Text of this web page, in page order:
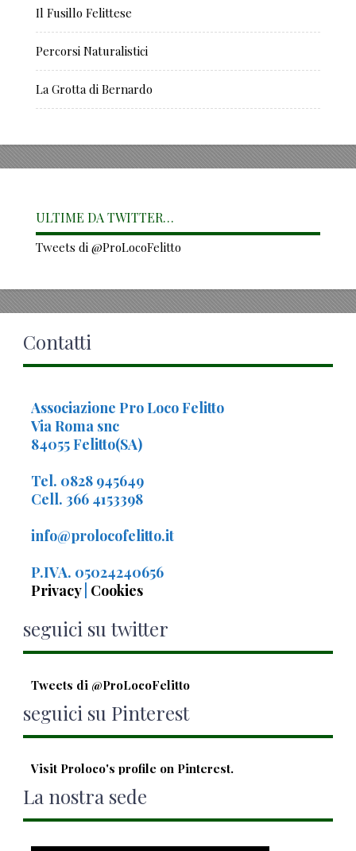
Il Fusillo Felittese
Percorsi Naturalistici
La Grotta di Bernardo
ULTIME DA TWITTER…
Tweets di @ProLocoFelitto
Contatti
Associazione Pro Loco Felitto
Via Roma snc
84055 Felitto(SA)
Tel. 0828 945649
Cell. 366 4153398
info@prolocofelitto.it
P.IVA. 05024240656
Privacy Cookies
seguici su twitter
Tweets di @ProLocoFelitto
seguici su Pinterest
Visit Proloco's profile on Pinterest.
La nostra sede